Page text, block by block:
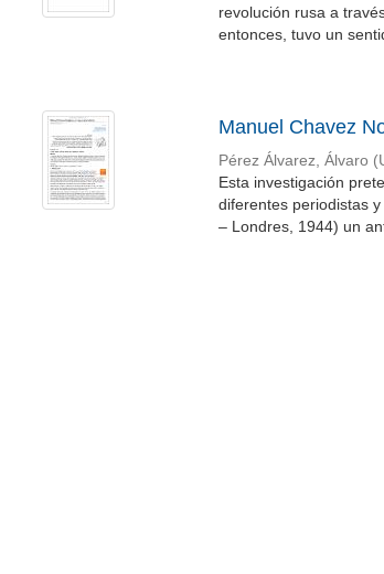
revolución rusa a
entonces, tuvo un
Manuel Chavez
Pérez Álvarez, Álvaro (
Esta investigación
diferentes periodistas
– Londres, 1944) un